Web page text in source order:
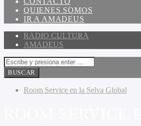
QUIENES SOMOS
IR A AMADEUS
RADIO CULTURA
AMADEUS
Room Service en la Selva Global